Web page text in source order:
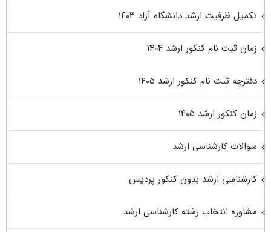
تکمیل ظرفیت ارشد دانشگاه آزاد ۱۴۰۳
زمان ثبت نام کنکور ارشد ۱۴۰۴
دفترچه ثبت نام کنکور ارشد ۱۴۰۵
زمان کنکور ارشد ۱۴۰۵
سوالات کارشناسی ارشد
کارشناسی ارشد بدون کنکور پردیس
مشاوره انتخاب رشته کارشناسی ارشد